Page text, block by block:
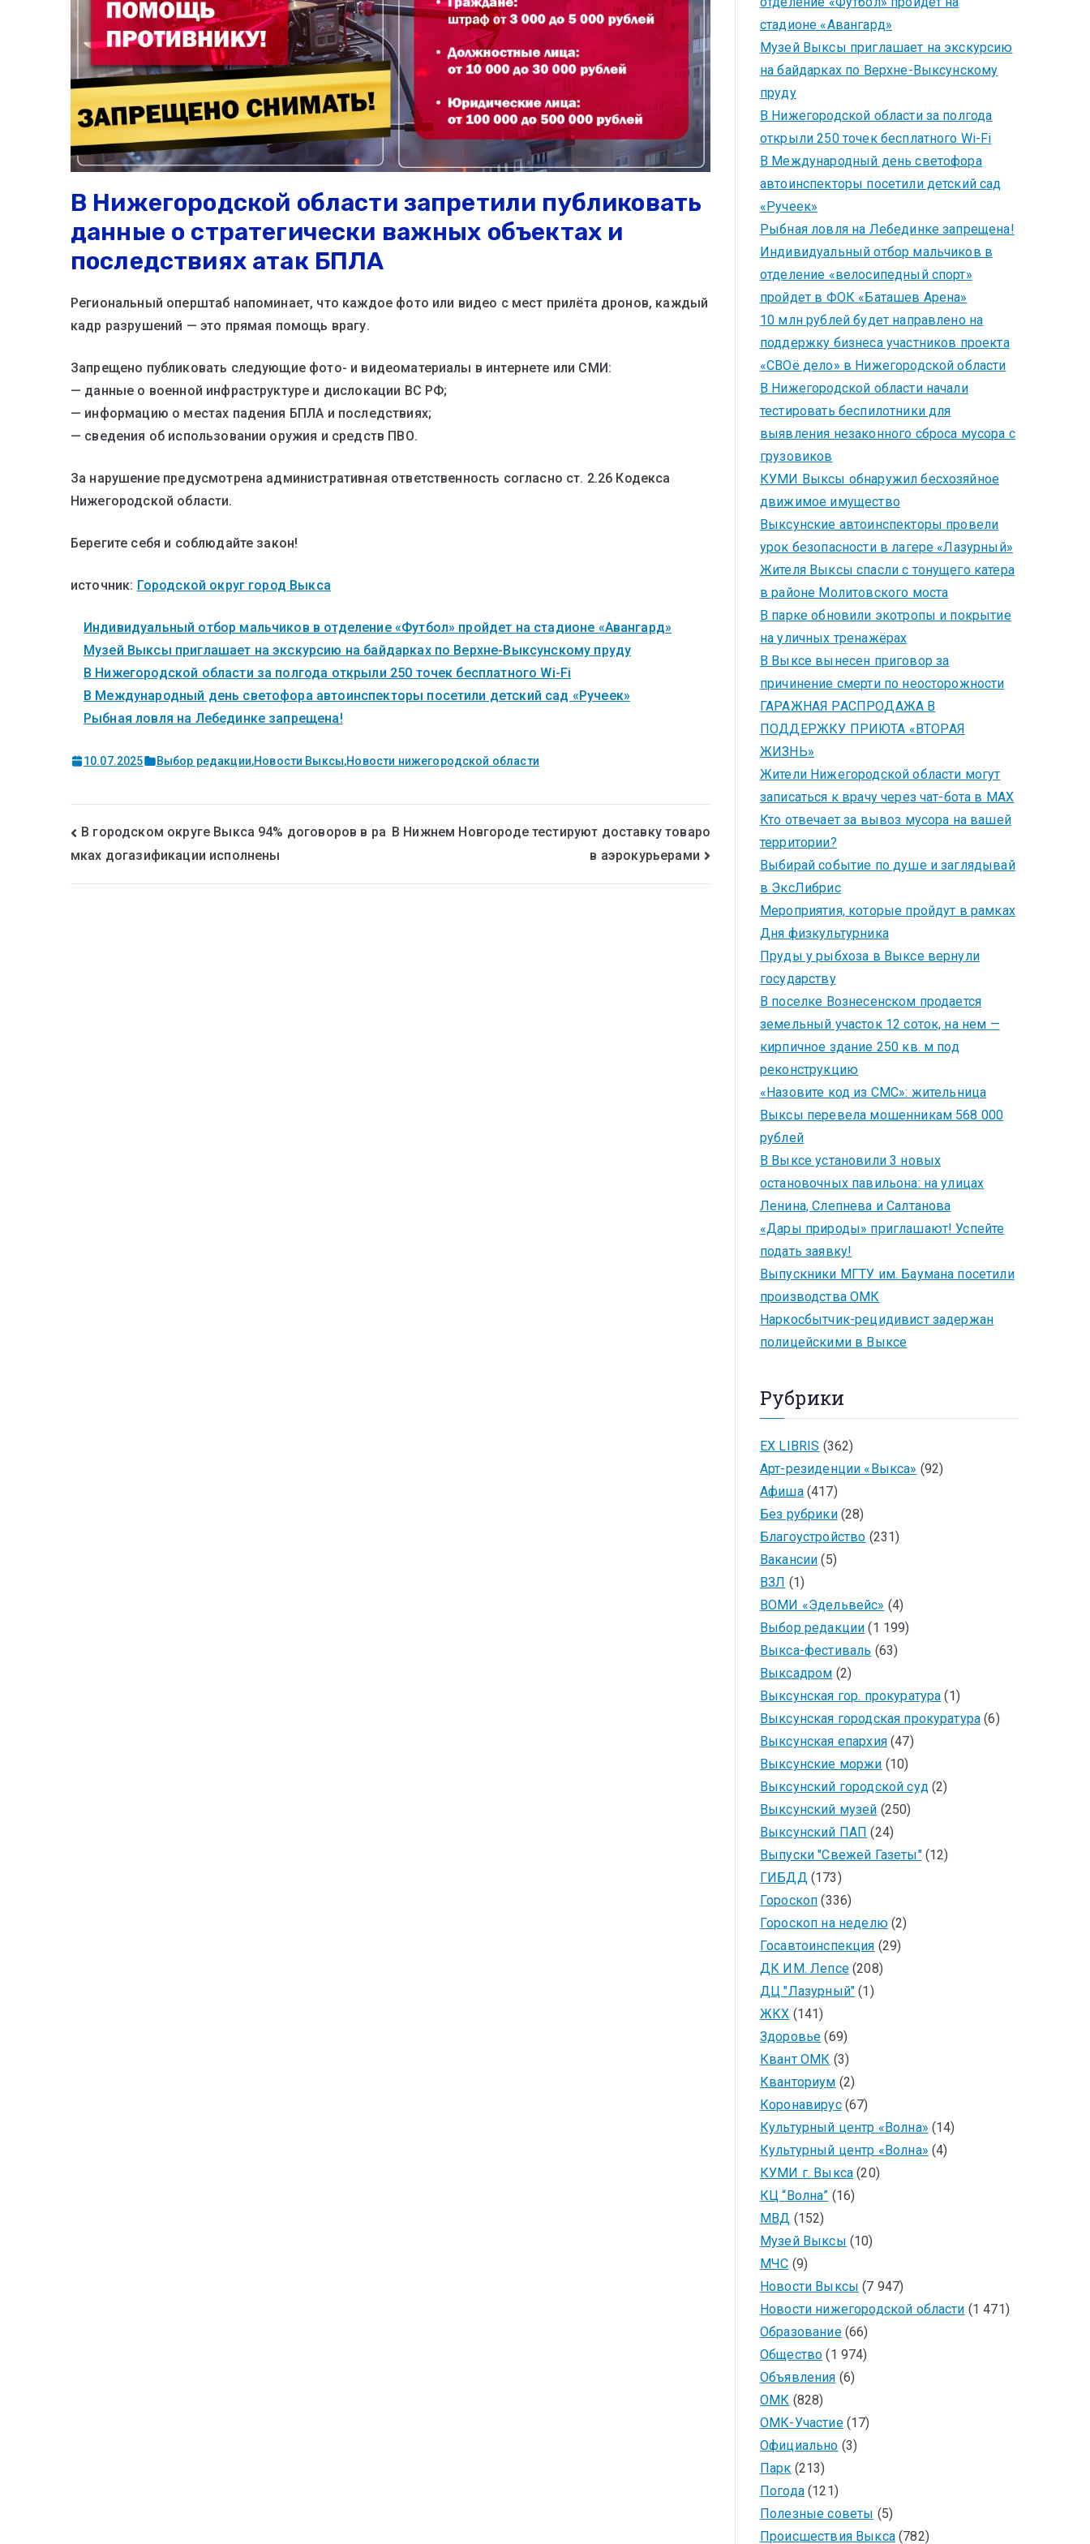
В Нижегородской области запретили публиковать
данные о стратегически важных объектах и
последствиях атак БПЛА
Региональный оперштаб напоминает, что каждое фото или видео с мест прилёта дронов, каждый
кадр разрушений — это прямая помощь врагу.
Запрещено публиковать следующие фото- и видеоматериалы в интернете или СМИ:
— данные о военной инфраструктуре и дислокации ВС РФ;
— информацию о местах падения БПЛА и последствиях;
— сведения об использовании оружия и средств ПВО.
За нарушение предусмотрена административная ответственность согласно ст. 2.26 Кодекса
Нижегородской области.
Берегите себя и соблюдайте закон!
источник: Городской округ город Выкса
Индивидуальный отбор мальчиков в отделение «Футбол» пройдет на стадионе «Авангард»
Музей Выксы приглашает на экскурсию на байдарках по Верхне-Выксунскому пруду
В Нижегородской области за полгода открыли 250 точек бесплатного Wi-Fi
В Международный день светофора автоинспекторы посетили детский сад «Ручеек»
Рыбная ловля на Лебединке запрещена!
10.07.2025 Выбор редакции,Новости Выксы,Новости нижегородской области
Навигация
по
В городском округе Выкса 94% договоров в ра
мках догазификации исполнены
В Нижнем Новгороде тестируют доставку товаро
в аэрокурьерами
стадионе «Авангард»
Музей Выксы приглашает на экскурсию
на байдарках по Верхне-Выксунскому
пруду
В Нижегородской области за полгода
открыли 250 точек бесплатного Wi-Fi
В Международный день светофора
автоинспекторы посетили детский сад
«Ручеек»
Рыбная ловля на Лебединке запрещена!
Индивидуальный отбор мальчиков в
отделение «велосипедный спорт»
пройдет в ФОК «Баташев Арена»
10 млн рублей будет направлено на
поддержку бизнеса участников проекта
«СВОё дело» в Нижегородской области
В Нижегородской области начали
тестировать беспилотники для
выявления незаконного сброса мусора с
грузовиков
КУМИ Выксы обнаружил бесхозяйное
движимое имущество
Выксунские автоинспекторы провели
урок безопасности в лагере «Лазурный»
Жителя Выксы спасли с тонущего катера
в районе Молитовского моста
В парке обновили экотропы и покрытие
на уличных тренажёрах
В Выксе вынесен приговор за
причинение смерти по неосторожности
ГАРАЖНАЯ РАСПРОДАЖА В
ПОДДЕРЖКУ ПРИЮТА «ВТОРАЯ
ЖИЗНЬ»
Жители Нижегородской области могут
записаться к врачу через чат-бота в MAX
Кто отвечает за вывоз мусора на вашей
территории?
Выбирай событие по душе и заглядывай
в ЭксЛибрис
Мероприятия, которые пройдут в рамках
Дня физкультурника
Пруды у рыбхоза в Выксе вернули
государству
В поселке Вознесенском продается
земельный участок 12 соток, на нем —
кирпичное здание 250 кв. м под
реконструкцию
«Назовите код из СМС»: жительница
Выксы перевела мошенникам 568 000
рублей
В Выксе установили 3 новых
остановочных павильона: на улицах
Ленина, Слепнева и Салтанова
«Дары природы» приглашают! Успейте
подать заявку!
Выпускники МГТУ им. Баумана посетили
производства ОМК
Наркосбытчик-рецидивист задержан
полицейскими в Выксе
Рубрики
EX LIBRIS (362)
Арт-резиденции «Выкса» (92)
Афиша(417)
Без рубрики(28)
Благоустройство (231)
Вакансии (5)
ВЗЛ (1)
ВОМИ «Эдельвейс» (4)
Выбор редакции (1 199)
Выкса-фестиваль (63)
Выксадром (2)
Выксунская гор. прокуратура (1)
Выксунская городская прокуратура (6)
Выксунская епархия(47)
Выксунские моржи (10)
Выксунский городской суд(2)
Выксунский музей (250)
Выксунский ПАП (24)
Выпуски "Свежей Газеты"(12)
ГИБДД(173)
Гороскоп (336)
Гороскоп на неделю(2)
Госавтоинспекция (29)
ДК ИМ. Лепсе(208)
ДЦ "Лазурный" (1)
ЖКХ (141)
Здоровье (69)
Квант ОМК (3)
Кванториум (2)
Коронавирус(67)
Культурный центр «Волна» (14)
Культурный центр «Волна» (4)
КУМИ г. Выкса (20)
КЦ “Волна” (16)
МВД (152)
Музей Выксы (10)
МЧС (9)
Новости Выксы (7 947)
Новости нижегородской области (1 471)
Образование(66)
Общество (1 974)
Объявления (6)
ОМК (828)
ОМК-Участие(17)
Официально (3)
Парк (213)
Погода(121)
Полезные советы (5)
Происшествия Выкса(782)